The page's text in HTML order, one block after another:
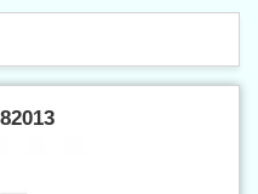
82013